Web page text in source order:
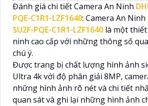
Đánh giá chi tiết Camera An Ninh
PQE-C1R1-LZF1640: Camera An Ninh
SU2F-PQE-C1R1-LZF1640 là một
ninh cao cấp với những thông số
chú ý.
Được trang bị chất lượng hình ảnh
Ultra 4k với độ phân giải 8MP,
những hình ảnh rõ nét và chi tiết
quan sát và ghi lại những hình ảnh